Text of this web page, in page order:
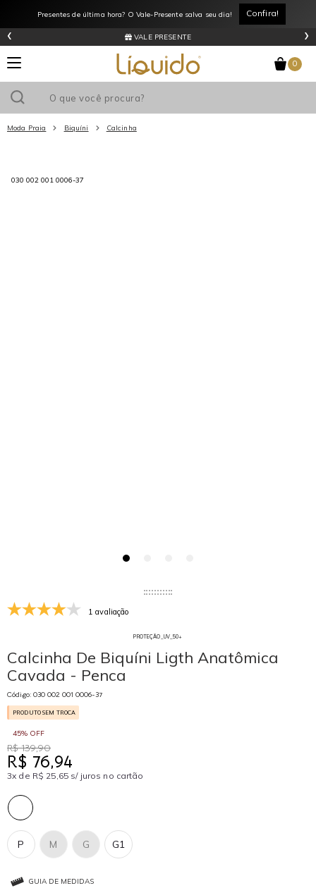
Presentes de última hora? O Vale-Presente salva seu dia! Confira!
VALE PRESENTE
‹ ›
0
Moda Praia Biquíni Calcinha
030 002 001 0006-37
1 avaliação
PROTEÇÃO_UV_50+
Calcinha De Biquíni Ligth Anatômica
Cavada - Penca
Código: 030 002 001 0006-37
PRODUTO SEM TROCA
45% OFF
R$ 139,90
R$ 76,94
3x de R$ 25,65 s/ juros no cartão
P G1
M G
GUIA DE MEDIDAS